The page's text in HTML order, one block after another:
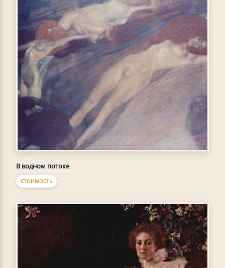
В водном потоке
СТОИМОСТЬ